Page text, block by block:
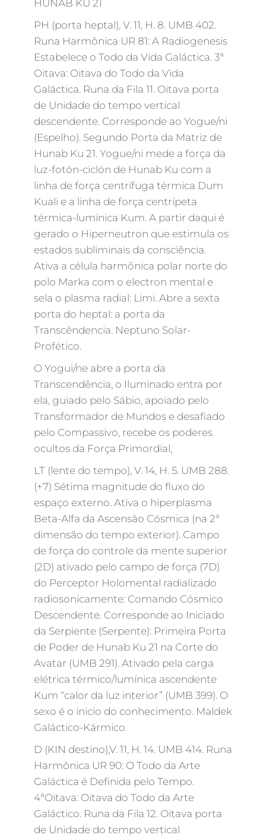
HUNAB KU 21
PH (porta heptal), V. 11, H. 8. UMB 402.
Runa Harmônica UR 81: A Radiogenesis
Estabelece o Todo da Vida Galáctica. 3ª
Oitava: Oitava do Todo da Vida
Galáctica. Runa da Fila 11. Oitava porta
de Unidade do tempo vertical
descendente. Corresponde ao Yogue/ni
(Espelho). Segundo Porta da Matriz de
Hunab Ku 21. Yogue/ni mede a força da
luz-fotón-ciclón de Hunab Ku com a
linha de força centrífuga térmica Dum
Kuali e a linha de força centrípeta
térmica-lumínica Kum. A partir daqui é
gerado o Hiperneutron que estimula os
estados subliminais da consciência.
Ativa a célula harmônica polar norte do
polo Marka com o electron mental e
sela o plasma radial: Limi. Abre a sexta
porta do heptal: a porta da
Transcêndencia. Neptuno Solar-
Profético.
O Yogui/ne abre a porta da
Transcendência, o Iluminado entra por
ela, guiado pelo Sábio, apoiado pelo
Transformador de Mundos e desafiado
pelo Compassivo, recebe os poderes
ocultos da Força Primordial,
LT (lente do tempo), V. 14, H. 5. UMB 288.
(+7) Sétima magnitude do fluxo do
espaço externo. Ativa o hiperplasma
Beta-Alfa da Ascensão Cósmica (na 2ª
dimensão do tempo exterior). Campo
de força do controle da mente superior
(2D) ativado pelo campo de força (7D)
do Perceptor Holomental radializado
radiosonicamente: Comando Cósmico
Descendente. Corresponde ao Iniciado
da Serpiente (Serpente): Primeira Porta
de Poder de Hunab Ku 21 na Corte do
Avatar (UMB 291). Ativado pela carga
elétrica térmico/lumínica ascendente
Kum “calor da luz interior” (UMB 399). O
sexo é o inicio do conhecimento. Maldek
Galáctico-Kármico.
D (KIN destino),V. 11, H. 14. UMB 414. Runa
Harmônica UR 90: O Todo da Arte
Galáctica é Definida pelo Tempo.
4ªOitava: Oitava do Todo da Arte
Galáctico. Runa da Fila 12. Oitava porta
de Unidade do tempo vertical